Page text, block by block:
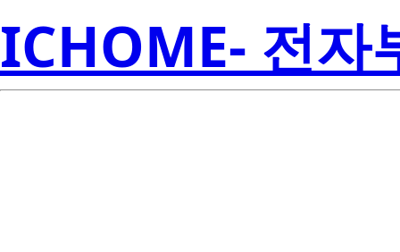
ICHOME- 전자